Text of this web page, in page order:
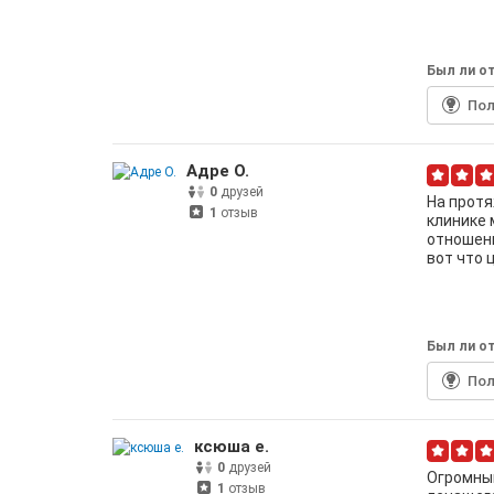
Был ли
Адре О.
0 друзей
1 отзыв
На
клинике
вот что
Был ли
ксюша е.
0 друзей
1 отзыв